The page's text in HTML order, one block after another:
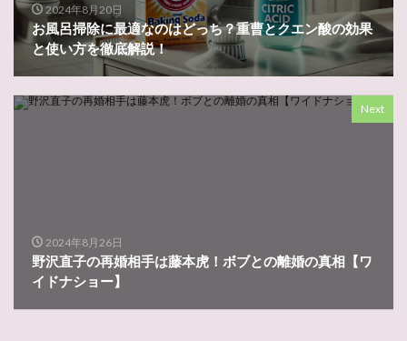
2024年8月20日
お風呂掃除に最適なのはどっち？重曹とクエン酸の効果
と使い方を徹底解説！
Next
2024年8月26日
野沢直子の再婚相手は藤本虎！ボブとの離婚の真相【ワ
イドナショー】